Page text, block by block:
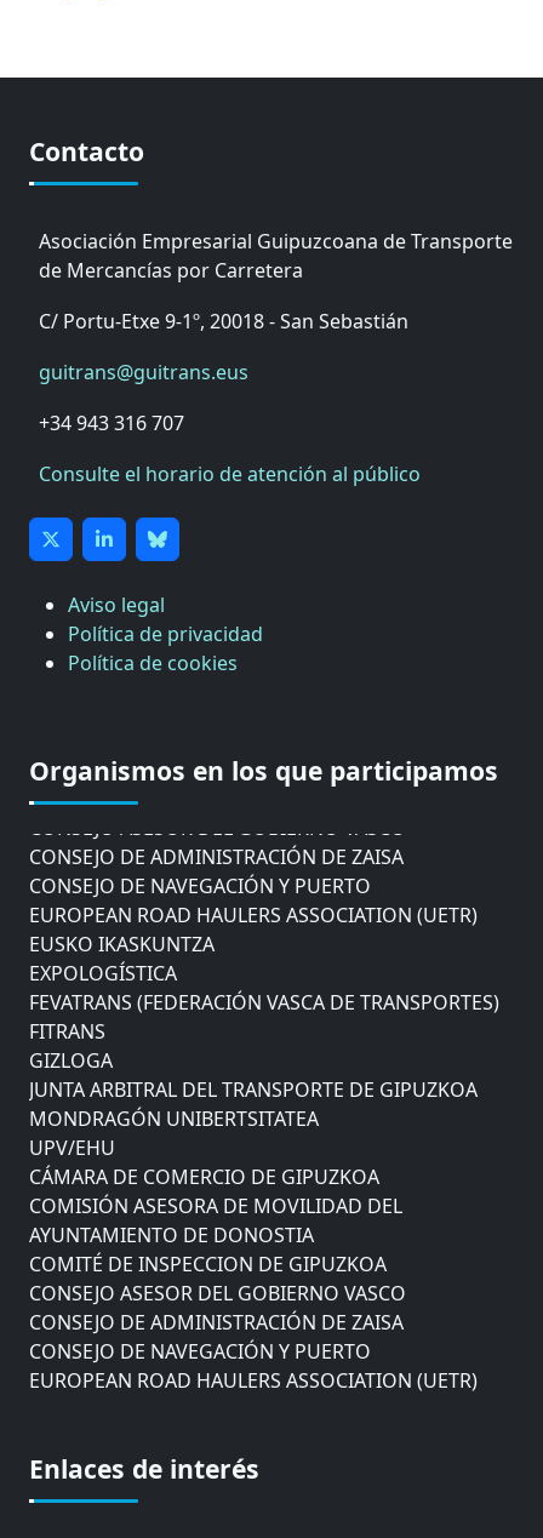
Contacto
Asociación Empresarial Guipuzcoana de Transporte
de Mercancías por Carretera
C/ Portu-Etxe 9-1º, 20018 - San Sebastián
guitrans@guitrans.eus
+34 943 316 707
Consulte el horario de atención al público
Aviso legal
Política de privacidad
Política de cookies
Organismos en los que participamos
AYUNTAMIENTO DE DONOSTIA
COMITÉ DE INSPECCION DE GIPUZKOA
CONSEJO DE ADMINISTRACIÓN DE ZAISA
CONSEJO DE NAVEGACIÓN Y PUERTO
EUROPEAN ROAD HAULERS ASSOCIATION (UETR)
EUSKO IKASKUNTZA
EXPOLOGÍSTICA
FEVATRANS (FEDERACIÓN VASCA DE TRANSPORTES)
FITRANS
GIZLOGA
JUNTA ARBITRAL DEL TRANSPORTE DE GIPUZKOA
MONDRAGÓN UNIBERTSITATEA
UPV/EHU
CÁMARA DE COMERCIO DE GIPUZKOA
COMISIÓN ASESORA DE MOVILIDAD DEL
AYUNTAMIENTO DE DONOSTIA
COMITÉ DE INSPECCION DE GIPUZKOA
CONSEJO ASESOR DEL GOBIERNO VASCO
CONSEJO DE ADMINISTRACIÓN DE ZAISA
CONSEJO DE NAVEGACIÓN Y PUERTO
EUROPEAN ROAD HAULERS ASSOCIATION (UETR)
FEVATRANS (FEDERACIÓN VASCA DE TRANSPORTES)
Enlaces de interés